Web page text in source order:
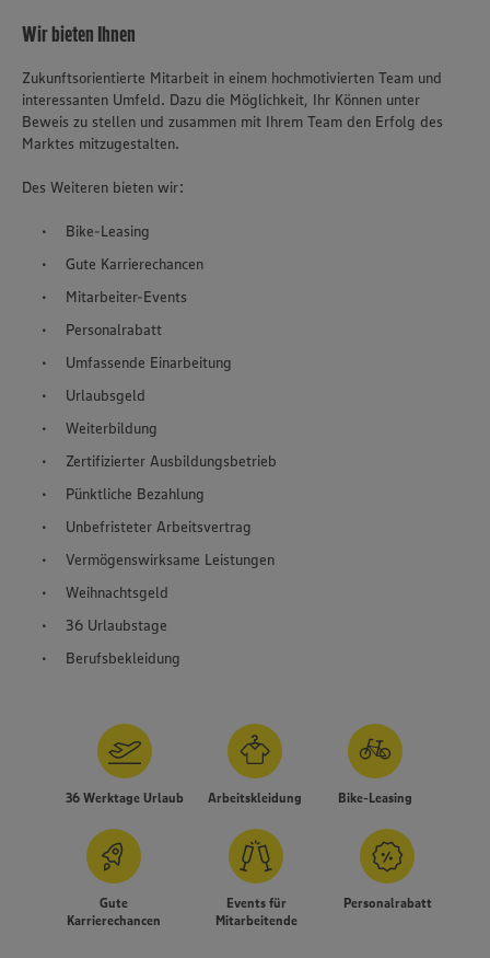
Wir bieten Ihnen
Zukunftsorientierte Mitarbeit in einem hochmotivierten Team und
interessanten Umfeld. Dazu die Möglichkeit, Ihr Können unter
Beweis zu stellen und zusammen mit Ihrem Team den Erfolg des
Marktes mitzugestalten.
Des Weiteren bieten wir:
Bike-Leasing
Gute Karrierechancen
Mitarbeiter-Events
Personalrabatt
Umfassende Einarbeitung
Urlaubsgeld
Weiterbildung
Zertifizierter Ausbildungsbetrieb
Pünktliche Bezahlung
Unbefristeter Arbeitsvertrag
Vermögenswirksame Leistungen
Weihnachtsgeld
36 Urlaubstage
Berufsbekleidung
36 Werktage Urlaub Arbeitskleidung Bike-Leasing
Gute
Karrierechancen
Events für
Mitarbeitende
Personalrabatt